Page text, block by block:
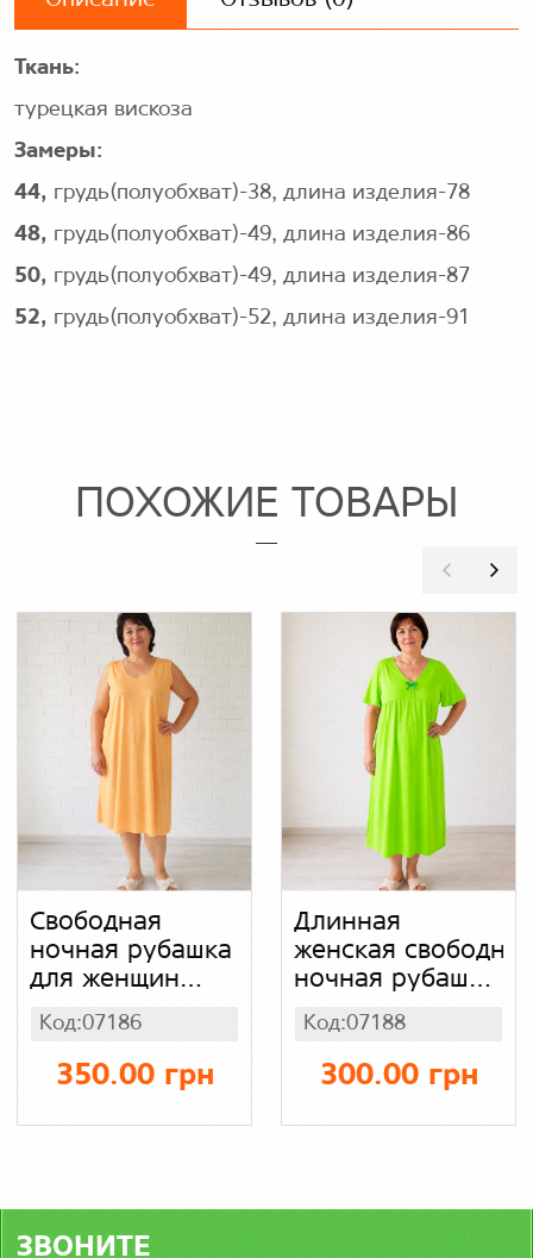
Ткань:
турецкая вискоза
Замеры:
44, грудь(полуобхват)-38, длина изделия-78
48, грудь(полуобхват)-49, длина изделия-86
50, грудь(полуобхват)-49, длина изделия-87
52, грудь(полуобхват)-52, длина изделия-91
ПОХОЖИЕ ТОВАРЫ
Свободная
ночная рубашка
для женщин
большого
размера батал,
женская
ночнушка без
рукава, сорочка
- оранжевый
Код:07186
350.00 грн
Длинная
женская свободная
ночная рубашка
(сорочка)
большого
размера батал,
ночнушка для
женщин, цвет
Код:07188
300.00 грн
ЗВОНИТЕ